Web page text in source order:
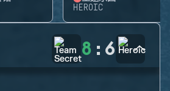
HEROIC
8 : 6